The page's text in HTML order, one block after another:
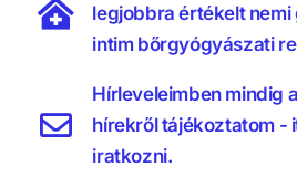
legjobbra értékelt
intim bőrgyógyászati
Hírleveleimben mindig
hírekről tájékoztatom -
iratkozni.